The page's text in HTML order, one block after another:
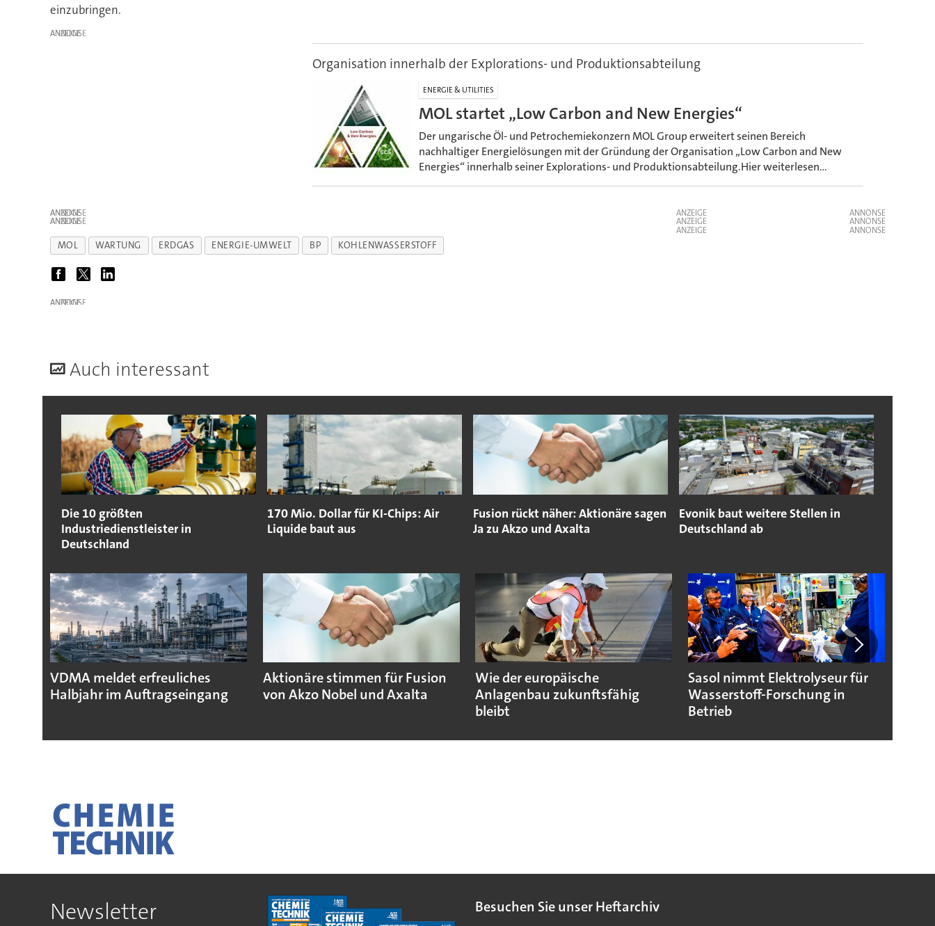
einzubringen.
ANZEIGE
Organisation innerhalb der Explorations- und Produktionsabteilung
ENERGIE & UTILITIES
MOL startet „Low Carbon and New Energies“
Der ungarische Öl- und Petrochemiekonzern MOL Group erweitert seinen Bereich
nachhaltiger Energielösungen mit der Gründung der Organisation „Low Carbon and New
Energies“ innerhalb seiner Explorations- und Produktionsabteilung.Hier weiterlesen...
ANZEIGE
ANZEIGE
ANZEIGE
ANZEIGE
ANZEIGE
MOL WARTUNG ERDGAS ENERGIE-UMWELT BP KOHLENWASSERSTOFF
ANZEIGE
Auch interessant
Die 10 größten
Industriedienstleister in
Deutschland
170 Mio. Dollar für KI-Chips: Air
Liquide baut aus
Fusion rückt näher: Aktionäre sagen
Ja zu Akzo und Axalta
Evonik baut weitere Stellen in
Deutschland ab
VDMA meldet erfreuliches
Halbjahr im Auftragseingang
Aktionäre stimmen für Fusion
von Akzo Nobel und Axalta
Wie der europäische
Anlagenbau zukunftsfähig
bleibt
Sasol nimmt Elektrolyseur für
Wasserstoff-Forschung in
Betrieb
Newsletter Besuchen Sie unser Heftarchiv